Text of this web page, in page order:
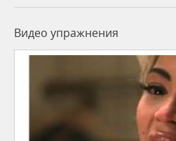
Видео упражнения